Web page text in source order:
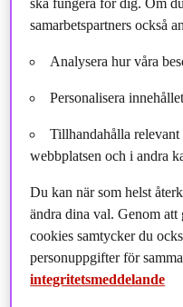
Besökare: Professor
Postadress:P.O. Box
Organisationsnummer:
Kontakta
Flera
kontaktvägar
till Storebrand
ska fungera för dig. Om
samarbetspartners också
Analysera hur våra
Personalisera
Tillhandahålla
webbplatsen och i andra
Du kan när som helst
ändra dina val. Genom
cookies samtycker du
personuppgifter för
integritetsmeddelande